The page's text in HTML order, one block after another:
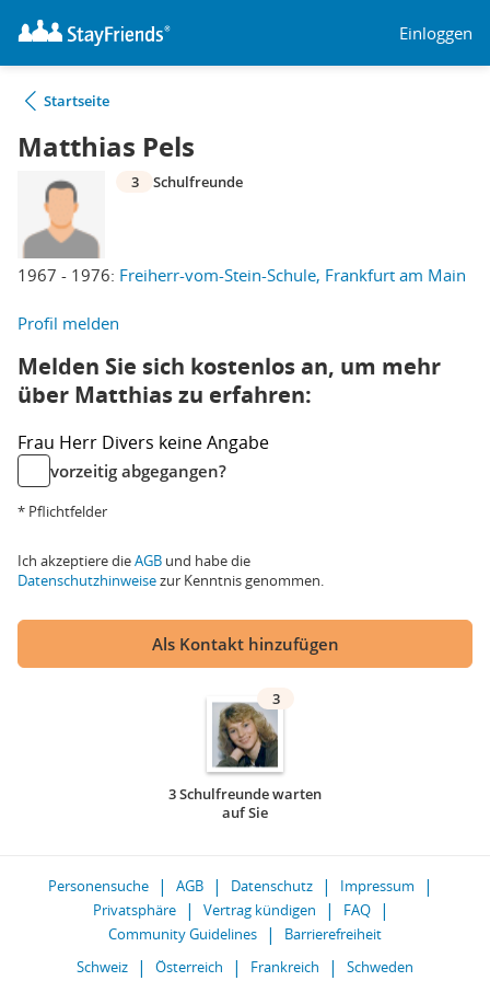
Einloggen
Startseite
Matthias Pels
1967 - 1976: Freiherr-vom-Stein-Schule, Frankfurt am Main
3 Schulfreunde
Profil melden
Melden Sie sich kostenlos an, um mehr
über Matthias zu erfahren:
Frau Herr Divers keine Angabe
vorzeitig abgegangen?
* Pflichtfelder
Ich akzeptiere dieAGB und habe die
Datenschutzhinweisezur Kenntnis genommen.
Als Kontakt hinzufügen
3
3 Schulfreunde warten
auf Sie
Personensuche AGB Datenschutz
Impressum
Privatsphäre
Vertrag kündigen
FAQ
Community Guidelines
Barrierefreiheit
Schweiz
Österreich Frankreich Schweden